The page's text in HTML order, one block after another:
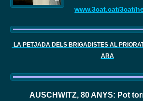
www.3cat.cat/3cat/
LA PETJADA DELS BRIGADISTES AL
ARA
AUSCHWITZ, 80 ANYS: Pot